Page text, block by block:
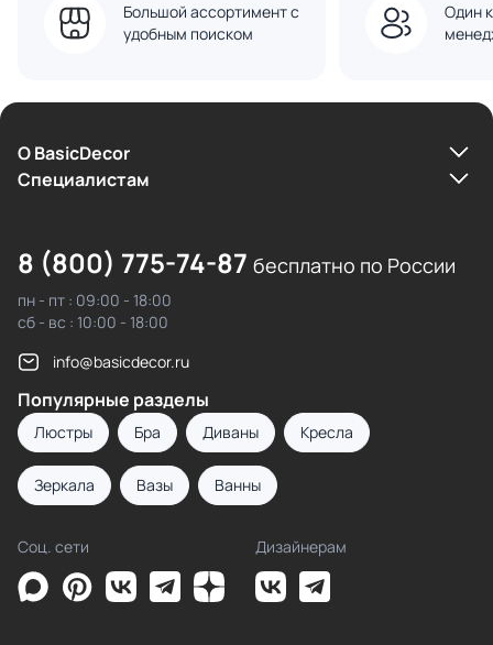
Большой ассортимент с
удобным поиском
Один
О BasicDecor
Cпециалистам
8 (800) 775-74-87 бесплатно по России
пн - пт : 09:00 - 18:00
сб - вс : 10:00 - 18:00
info@basicdecor.ru
Популярные разделы
Люстры Бра Диваны Кресла
Зеркала Вазы Ванны
Соц. сети Дизайнерам